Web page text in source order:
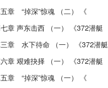
章 “掉深”惊魂 （二） 《
章 声东击西 （一） 《372潜艇
章 水下待命 （一） 《372潜艇
章 艰难抉择 （一） 《372潜艇
章 “掉深”惊魂 （一） 《